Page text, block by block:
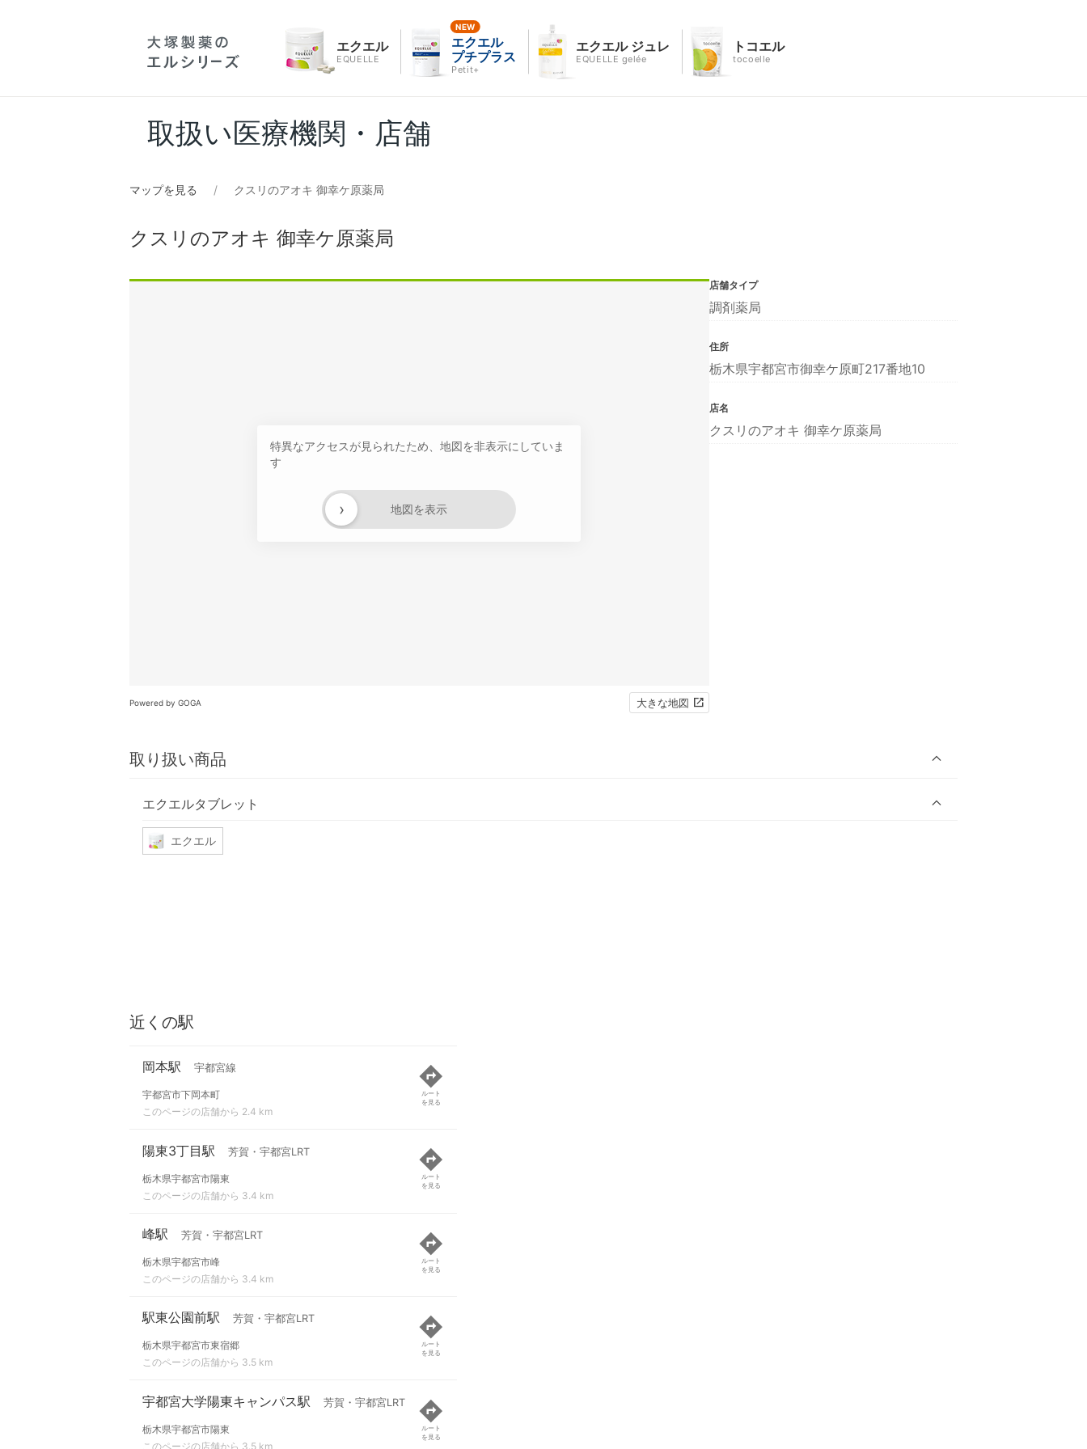
エクエル
EQUELLE
エクエル
プチプラス
Petit+
エクエル ジュレ
EQUELLE gelée
トコエル
tocoelle
取扱い医療機関・店舗
マップを見る クスリのアオキ 御幸ケ原薬局
クスリのアオキ 御幸ケ原薬局
特異なアクセスが見られたため、地図を非表示にしていま
す
地図を表示
›
Powered by GOGA 大きな地図
取り扱い商品
エクエルタブレット
エクエル
店舗タイプ
調剤薬局
住所
栃木県宇都宮市御幸ケ原町217番地10
店名
クスリのアオキ 御幸ケ原薬局
近くの駅
岡本駅 宇都宮線
宇都宮市下岡本町
このページの店舗から 2.4 km
ルート
を見る
陽東3丁目駅 芳賀・宇都宮LRT
栃木県宇都宮市陽東
このページの店舗から 3.4 km
ルート
を見る
峰駅 芳賀・宇都宮LRT
栃木県宇都宮市峰
このページの店舗から 3.4 km
ルート
を見る
駅東公園前駅 芳賀・宇都宮LRT
栃木県宇都宮市東宿郷
このページの店舗から 3.5 km
ルート
を見る
宇都宮大学陽東キャンパス駅 芳賀・宇都宮LRT
栃木県宇都宮市陽東
このページの店舗から 3.5 km
ルート
を見る